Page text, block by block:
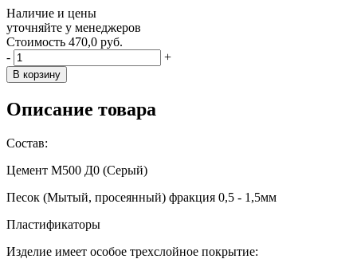
Наличие и цены
уточняйте у менеджеров
Стоимость 470,0 руб.
-
+
В корзину
Описание товара
Состав:
Цемент М500 Д0 (Серый)
Песок (Мытый, просеянный) фракция 0,5 - 1,5мм
Пластификаторы
Изделие имеет особое трехслойное покрытие: